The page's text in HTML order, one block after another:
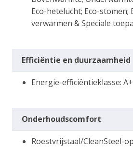
Eco-hetelucht; Eco-stomen;
verwarmen & Speciale
Efficiëntie en duurzaamheid
Energie-efficiëntieklasse: A+
Onderhoudscomfort
Roestvrijstaal/CleanSteel-